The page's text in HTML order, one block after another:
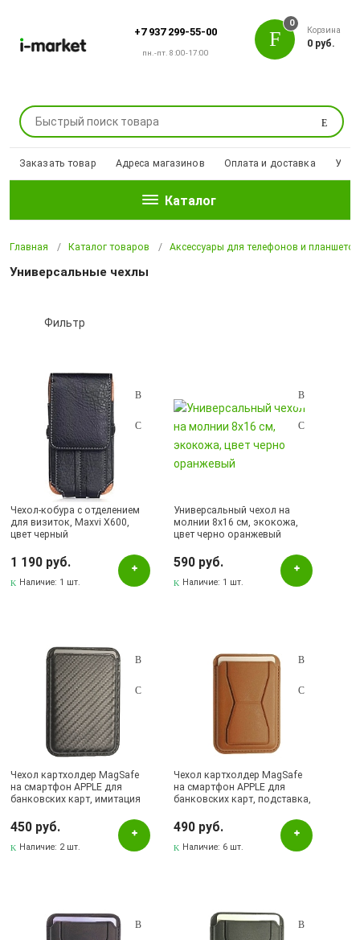
+7 937 299-55-00
пн.-пт. 8:00-17:00
Поиск
0
Корзина
0 руб.
Заказать товар Адреса магазинов Оплата и доставка
Каталог
Главная Каталог товаров Аксессуары для телефонов и планшетов
Универсальные чехлы
Фильтр
Подбор параметров
Розничная цена
Цвет
Белый
Голубой
Желтый
Зеленый
Золотистый
Коричневый
Красный
Прозрачный
Рисунок
Чехол-кобура с отделением
для визиток, Maxvi X600,
цвет черный
1 190 руб.
Наличие: 1 шт.
Универсальный чехол на
молнии 8х16 см, экокожа,
цвет черно оранжевый
590 руб.
Наличие: 1 шт.
Чехол картхолдер MagSafe
на смартфон APPLE для
банковских карт, имитация
450 руб.
Наличие: 2 шт.
Чехол картхолдер MagSafe
на смартфон APPLE для
банковских карт, подставка,
490 руб.
Наличие: 6 шт.